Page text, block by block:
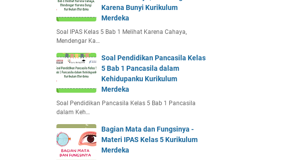
Karena Bunyi Kurikulum
Merdeka
Soal IPAS Kelas 5 Bab 1 Melihat Karena Cahaya,
Mendengar Ka…
Soal Pendidikan Pancasila Kelas
5 Bab 1 Pancasila dalam
Kehidupanku Kurikulum
Merdeka
Soal Pendidikan Pancasila Kelas 5 Bab 1 Pancasila
dalam Keh…
Bagian Mata dan Fungsinya -
Materi IPAS Kelas 5 Kurikulum
Merdeka